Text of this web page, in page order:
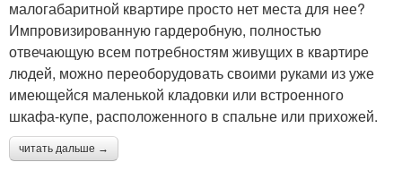
малогабаритной квартире просто нет места для нее?
Импровизированную гардеробную, полностью
отвечающую всем потребностям живущих в квартире
людей, можно переоборудовать своими руками из уже
имеющейся маленькой кладовки или встроенного
шкафа-купе, расположенного в спальне или прихожей.
читать дальше →